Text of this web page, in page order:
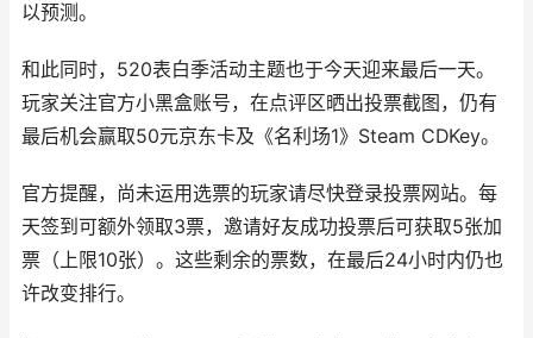
以预测。
和此同时，520表白季活动主题也于今天迎来最后一天。
玩家关注官方小黑盒账号，在点评区晒出投票截图，仍有
最后机会赢取50元京东卡及《名利场1》Steam CDKey。
官方提醒，尚未运用选票的玩家请尽快登录投票网站。每
天签到可额外领取3票，邀请好友成功投票后可获取5张加
票（上限10张）。这些剩余的票数，在最后24小时内仍也
许改变排行。